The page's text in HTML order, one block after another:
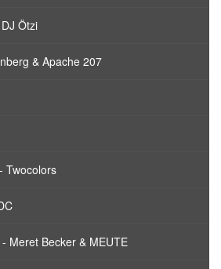
Ötzi
& Apache 207
Twocolors
Meret Becker & MEUTE